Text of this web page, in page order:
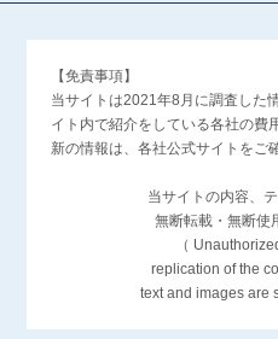
【免責事項】
当サイトは2021年8月に調査した
イト内で紹介をしている各社の費
新の情報は、各社公式サイトをご
当サイトの内容、
無断転載・無断使
（
replication of the
text and images are